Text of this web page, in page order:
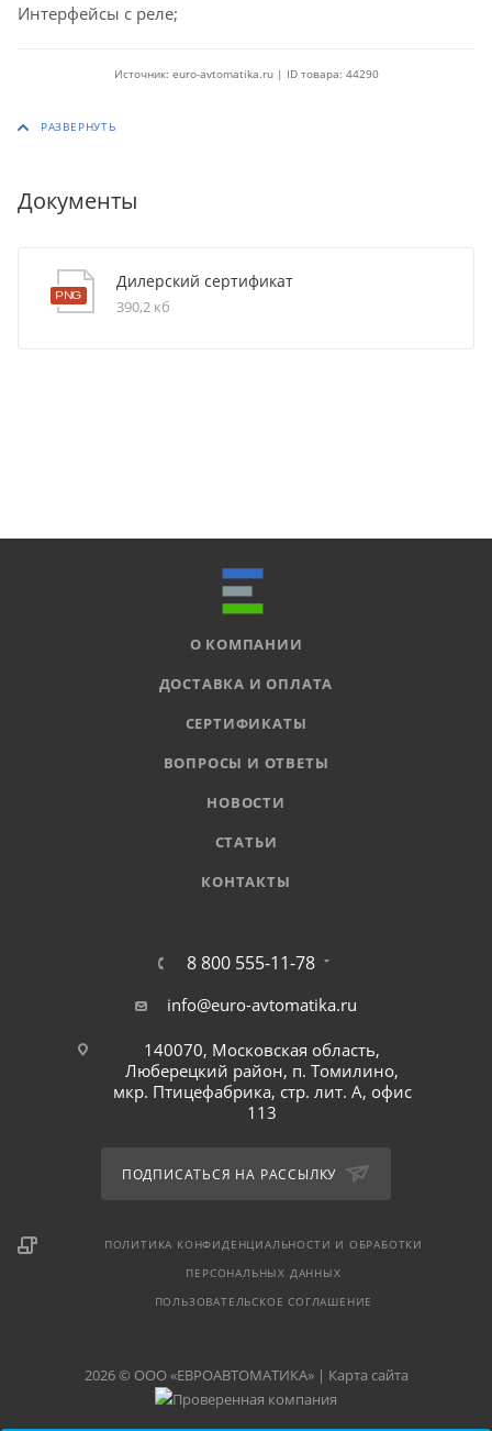
Интерфейсы с реле;
Источник: euro-avtomatika.ru | ID товара: 44290
Документы
Дилерский сертификат
390,2 кб
О КОМПАНИИ
ДОСТАВКА И ОПЛАТА
СЕРТИФИКАТЫ
ВОПРОСЫ И ОТВЕТЫ
НОВОСТИ
СТАТЬИ
КОНТАКТЫ
8 800 555-11-78
info@euro-avtomatika.ru
140070, Московская область,
Люберецкий район, п. Томилино,
мкр. Птицефабрика, стр. лит. А, офис
113
ПОДПИСАТЬСЯ НА РАССЫЛКУ
ПОЛИТИКА КОНФИДЕНЦИАЛЬНОСТИ И ОБРАБОТКИ
ПЕРСОНАЛЬНЫХ ДАННЫХ
ПОЛЬЗОВАТЕЛЬСКОЕ СОГЛАШЕНИЕ
2026 © ООО «ЕВРОАВТОМАТИКА» | Карта сайта